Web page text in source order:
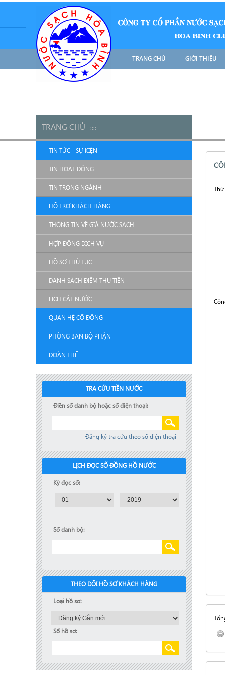
TRANG CHỦ GIỚI THIỆU
TIN TỨC - SỰ KIỆN
TIN HOẠT ĐỘNG
TIN TRONG NGÀNH
HỖ TRỢ KHÁCH HÀNG
THÔNG TIN VỀ GIÁ NƯỚC SẠCH
HỢP ĐỒNG DỊCH VỤ
HỒ SƠ THỦ TỤC
DANH SÁCH ĐIỂM THU TIỀN
LỊCH CẮT NƯỚC
QUAN HỆ CỔ ĐÔNG
PHÒNG BAN BỘ PHẬN
ĐOÀN THỂ
TRA CỨU TIỀN NƯỚC
Điền số danh bộ hoặc số điện thoại:
Đăng ký tra cứu theo số điện thoại
LỊCH ĐỌC SỐ ĐỒNG HỒ NƯỚC
Kỳ đọc số:
Số danh bộ:
THEO DÕI HỒ SƠ KHÁCH HÀNG
Loại hồ sơ:
Số hồ sơ:
TRANG CHỦ ::::